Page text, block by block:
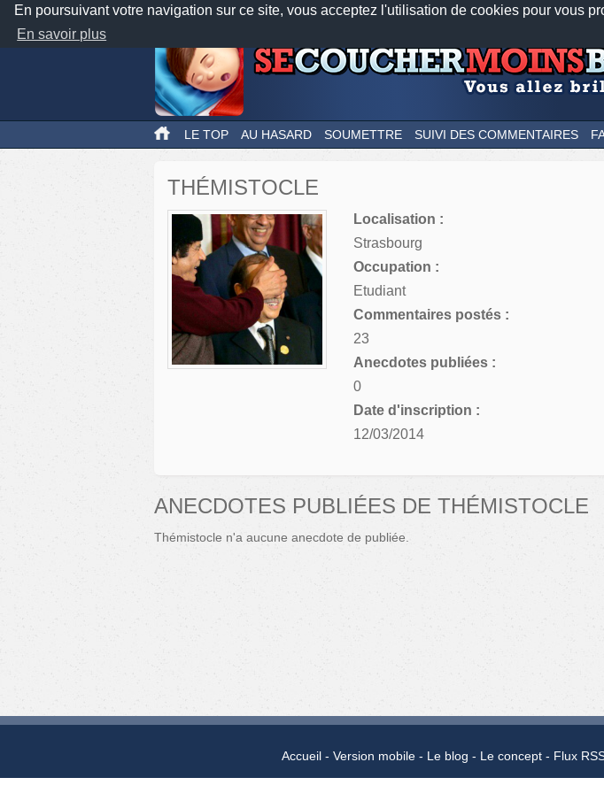
En poursuivant votre navigation sur ce site, vous acceptez l'utilisation de cookies pour vous
En savoir plus
Nos applications mobiles
LE TOP AU HASARD SOUMETTRE SUIVI DES COMMENTAIRES
THÉMISTOCLE
Localisation :
Strasbourg
Occupation :
Etudiant
Commentaires postés :
23
Anecdotes publiées :
0
Date d'inscription :
12/03/2014
ANECDOTES PUBLIÉES DE THÉMISTOCLE
Thémistocle n'a aucune anecdote de publiée.
Accueil Version mobile Le blog Le concept Flux